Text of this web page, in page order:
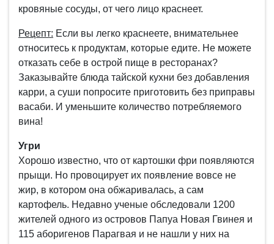
кровяные сосуды, от чего лицо краснеет.
Рецепт: Если вы легко краснеете, внимательнее
относитесь к продуктам, которые едите. Не можете
отказать себе в острой пище в ресторанах?
Заказывайте блюда тайской кухни без добавления
карри, а суши попросите приготовить без приправы
васаби. И уменьшите количество потребляемого
вина!
Угри
Хорошо известно, что от картошки фри появляются
прыщи. Но провоцирует их появление вовсе не
жир, в котором она обжаривалась, а сам
картофель. Недавно ученые обследовали 1200
жителей одного из островов Папуа Новая Гвинея и
115 аборигенов Парагвая и не нашли у них на